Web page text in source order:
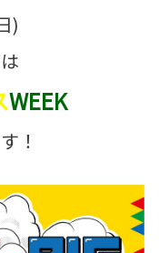
)
WEEK
！